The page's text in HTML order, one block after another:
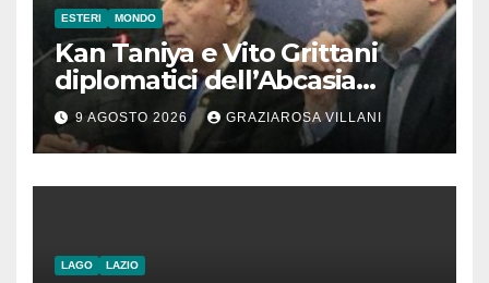
ESTERI MONDO
Kan Taniya e Vito Grittani
diplomatici dell’Abcasia
contro nota del governo
romeno. “Non si può invocare
la costruzione di ponti e allo
stesso tempo condannare
9 AGOSTO 2026 GRAZIAROSA VILLANI
LAGO LAZIO